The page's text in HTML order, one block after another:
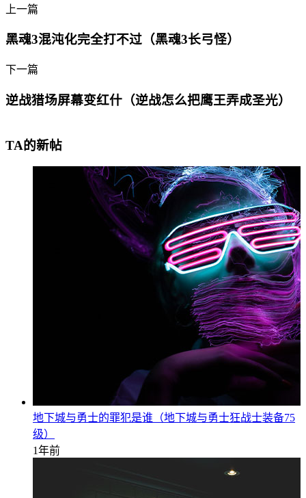
上一篇
黑魂3混沌化完全打不过（黑魂3长弓怪）
下一篇
逆战猎场屏幕变红什（逆战怎么把鹰王弄成圣光）
TA的新帖
地下城与勇士的罪犯是谁（地下城与勇士狂战士装备75
级）
1年前